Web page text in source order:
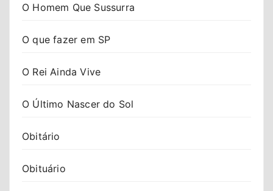
O Homem Que Sussurra
O que fazer em SP
O Rei Ainda Vive
O Último Nascer do Sol
Obitário
Obituário